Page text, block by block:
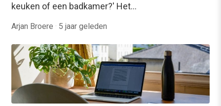
keuken of een badkamer?' Het…
Arjan Broere · 5 jaar geleden